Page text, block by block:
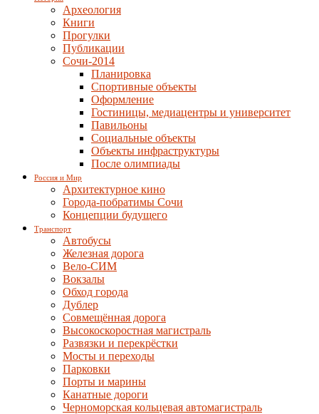
Археология
Книги
Прогулки
Публикации
Сочи-2014
Планировка
Спортивные объекты
Оформление
Гостиницы, медиацентры и университет
Павильоны
Социальные объекты
Объекты инфраструктуры
После олимпиады
Россия и Мир
Архитектурное кино
Города-побратимы Сочи
Концепции будущего
Транспорт
Автобусы
Железная дорога
Вело-СИМ
Вокзалы
Обход города
Дублер
Совмещённая дорога
Высокоскоростная магистраль
Развязки и перекрёстки
Мосты и переходы
Парковки
Порты и марины
Канатные дороги
Черноморская кольцевая автомагистраль